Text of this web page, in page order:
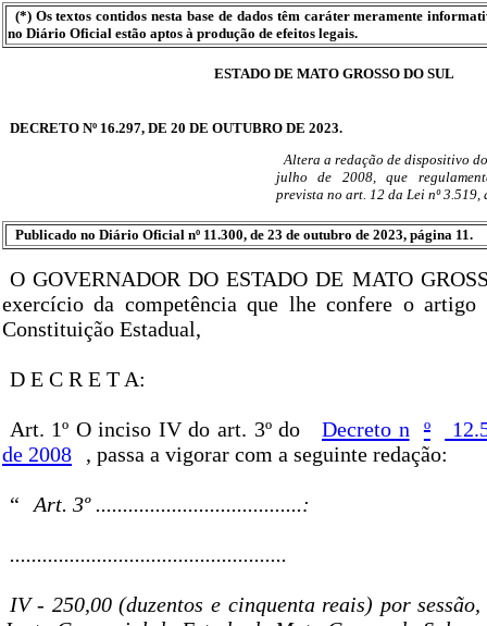
(*) Os textos contidos nesta base de dados têm caráter meramente
no Diário Oficial estão aptos à produção de efeitos legais.
ESTADO DE MATO GROSSO DO SUL
DECRETO Nº 16.297, DE 20 DE OUTUBRO DE 2023.
Altera a redação de dispositivo
julho de 2008, que
prevista no art. 12 da Lei nº 3.519,
Publicado no Diário Oficial nº 11.300, de 23 de outubro de 2023, página 11.
O GOVERNADOR DO ESTADO DE MATO
exercício da competência que lhe confere o
Constituição Estadual,
D E C R E T A:
Art. 1º O inciso IV do art. 3º do Decreto n º
de 2008
, passa a vigorar com a seguinte redação:
“ Art. 3º ......................................:
...................................................
IV - 250,00 (duzentos e cinquenta reais) por